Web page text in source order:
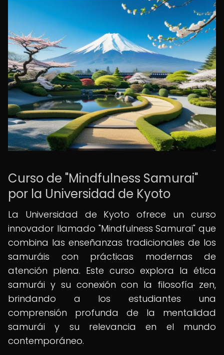
Curso de "Mindfulness Samurai"
por la Universidad de Kyoto
La Universidad de Kyoto ofrece un curso
innovador llamado "Mindfulness Samurai" que
combina las enseñanzas tradicionales de los
samuráis con prácticas modernas de
atención plena. Este curso explora la ética
samurái y su conexión con la filosofía zen,
brindando a los estudiantes una
comprensión profunda de la mentalidad
samurái y su relevancia en el mundo
contemporáneo.